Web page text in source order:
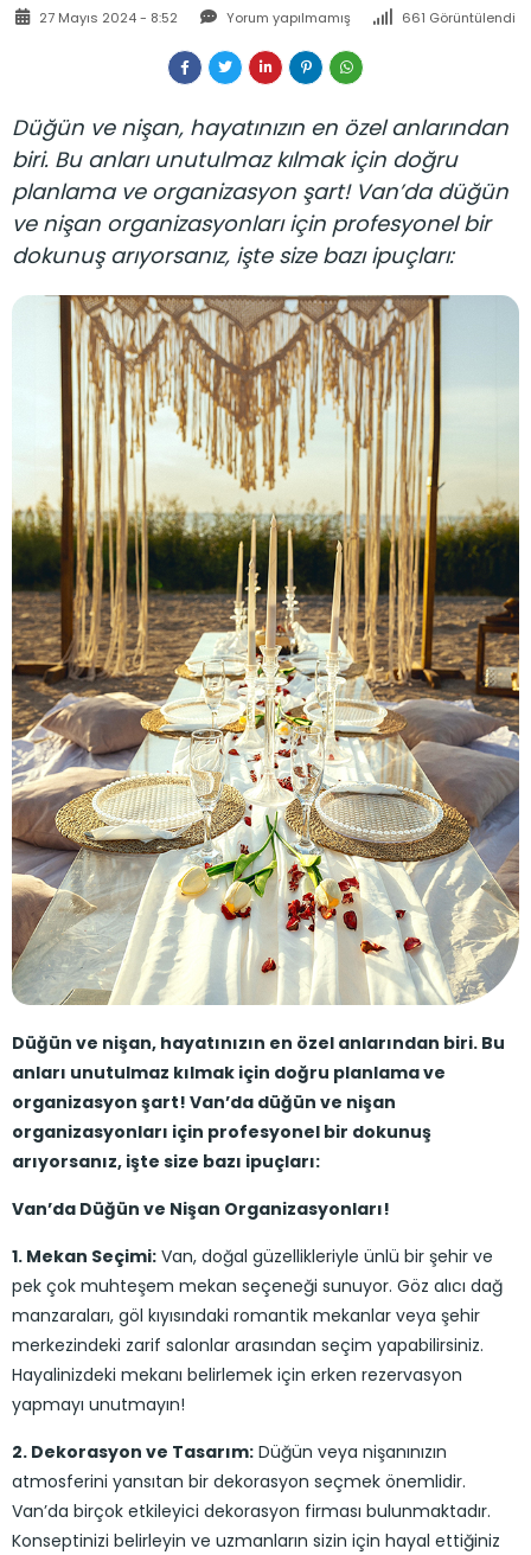
27 Mayıs 2024 - 8:52 Yorum yapılmamış 661 Görüntülendi
Düğün ve nişan, hayatınızın en özel anlarından
biri. Bu anları unutulmaz kılmak için doğru
planlama ve organizasyon şart! Van’da düğün
ve nişan organizasyonları için profesyonel bir
dokunuş arıyorsanız, işte size bazı ipuçları:
Düğün ve nişan, hayatınızın en özel anlarından biri. Bu
anları unutulmaz kılmak için doğru planlama ve
organizasyon şart! Van’da düğün ve nişan
organizasyonları için profesyonel bir dokunuş
arıyorsanız, işte size bazı ipuçları:
Van’da Düğün ve Nişan Organizasyonları!
1. Mekan Seçimi: Van, doğal güzellikleriyle ünlü bir şehir ve
pek çok muhteşem mekan seçeneği sunuyor. Göz alıcı dağ
manzaraları, göl kıyısındaki romantik mekanlar veya şehir
merkezindeki zarif salonlar arasından seçim yapabilirsiniz.
Hayalinizdeki mekanı belirlemek için erken rezervasyon
yapmayı unutmayın!
2. Dekorasyon ve Tasarım: Düğün veya nişanınızın
atmosferini yansıtan bir dekorasyon seçmek önemlidir.
Van’da birçok etkileyici dekorasyon firması bulunmaktadır.
Konseptinizi belirleyin ve uzmanların sizin için hayal ettiğiniz